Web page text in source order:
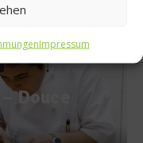
Impressum
News
Alta Badia